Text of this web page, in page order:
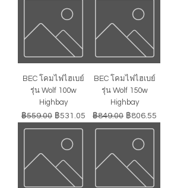
BEC โคมไฟไฮเบย์
รุ่น Wolf 100w
Highbay
ราคาปกติ
฿559.00 ราคาขายลด
฿531.05
BEC โคมไฟไฮเบย์
รุ่น Wolf 150w
Highbay
ราคาปกติ
฿849.00 ราคาขายลด
฿806.55